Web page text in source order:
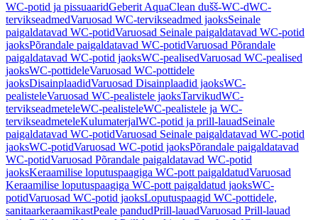
WC-potid ja pissuaaridGeberit AquaClean dušš-WC-dWC-
tervikseadmedVaruosad WC-tervikseadmed jaoksSeinale
paigaldatavad WC-potidVaruosad Seinale paigaldatavad WC-potid
jaoksPõrandale paigaldatavad WC-potidVaruosad Põrandale
paigaldatavad WC-potid jaoksWC-pealisedVaruosad WC-pealised
jaoksWC-pottideleVaruosad WC-pottidele
jaoksDisainplaadidVaruosad Disainplaadid jaoksWC-
pealisteleVaruosad WC-pealistele jaoksTarvikudWC-
tervikseadmeteleWC-pealisteleWC-pealistele ja WC-
tervikseadmeteleKulumaterjalWC-potid ja prill-lauadSeinale
paigaldatavad WC-potidVaruosad Seinale paigaldatavad WC-potid
jaoksWC-potidVaruosad WC-potid jaoksPõrandale paigaldatavad
WC-potidVaruosad Põrandale paigaldatavad WC-potid
jaoksKeraamilise loputuspaagiga WC-pott paigaldatudVaruosad
Keraamilise loputuspaagiga WC-pott paigaldatud jaoksWC-
potidVaruosad WC-potid jaoksLoputuspaagid WC-pottidele,
sanitaarkeraamikastPeale pandudPrill-lauadVaruosad Prill-lauad